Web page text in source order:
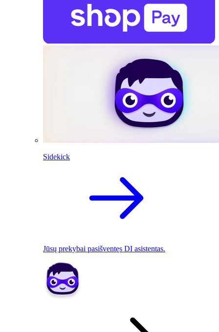
Sidekick
Jūsų prekybai pasišventęs DI asistentas.